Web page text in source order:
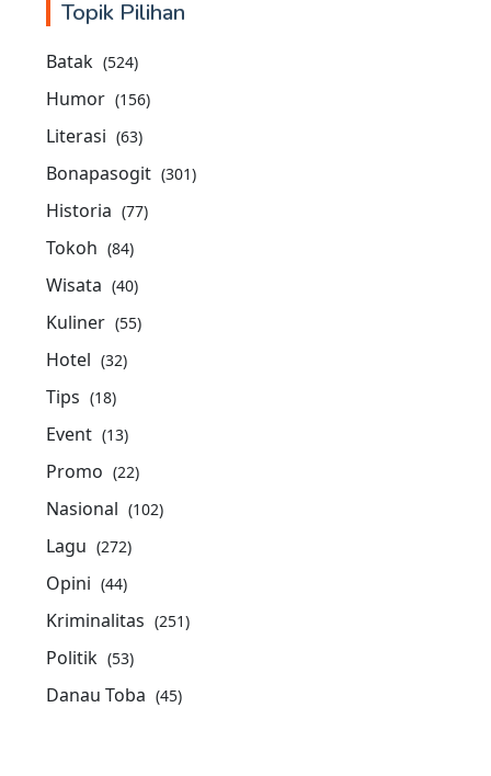
Topik Pilihan
Batak (524)
Humor (156)
Literasi (63)
Bonapasogit (301)
Historia (77)
Tokoh (84)
Wisata (40)
Kuliner (55)
Hotel (32)
Tips (18)
Event (13)
Promo (22)
Nasional (102)
Lagu (272)
Opini (44)
Kriminalitas (251)
Politik (53)
Danau Toba (45)